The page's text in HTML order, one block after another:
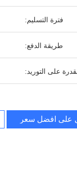
فترة التسليم:
طريقة الدفع:
على التوريد:
على افضل سعر